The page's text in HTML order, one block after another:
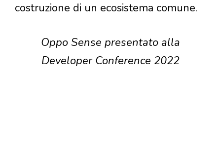
costruzione di un ecosistema comune.
Oppo Sense presentato alla
Developer Conference 2022